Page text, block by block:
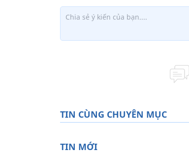
TIN CÙNG CHUYÊN MỤC
TIN MỚI